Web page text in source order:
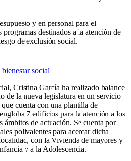
y en personal para el
programas destinados a la atención de
de exclusión social.
social
Cristina García ha realizado balance
de la nueva legislatura en un servicio
cuenta con una plantilla de
7 edificios para la atención a los
ámbitos de actuación. Se cuenta por
polivalentes para acercar dicha
con la Vivienda de mayores y
y a la Adolescencia.